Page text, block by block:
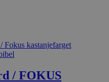
/ FOKUS